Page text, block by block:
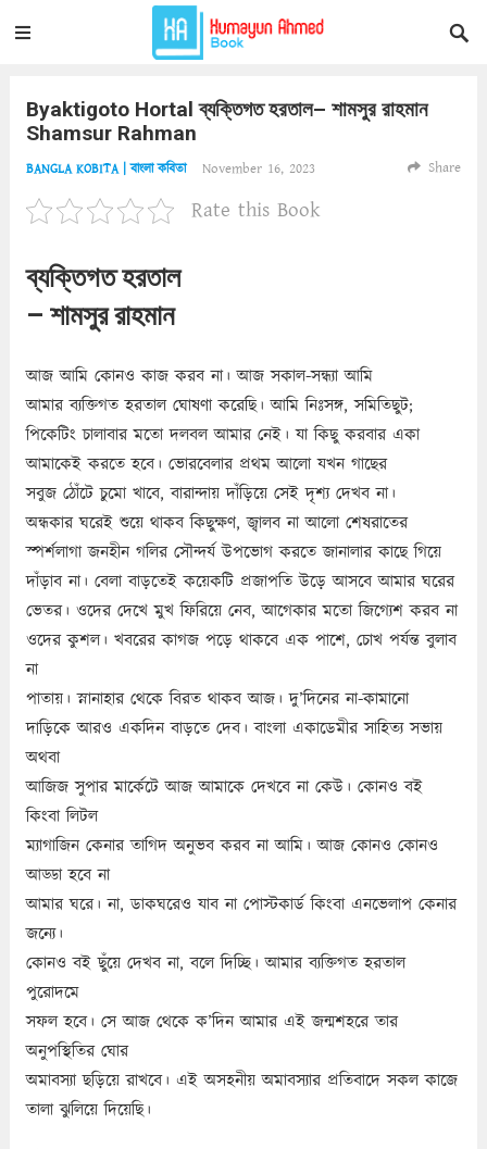
Byaktigoto Hortal ব্যক্তিগত হরতাল– শামসুর রাহমান
Shamsur Rahman
BANGLA KOBITA | বাংলা কবিতা November 16, 2023 Share
Rate this Book
ব্যক্তিগত হরতাল
– শামসুর রাহমান
আজ আমি কোনও কাজ করব না। আজ সকাল-সন্ধ্যা আমি
আমার ব্যক্তিগত হরতাল ঘোষণা করেছি। আমি নিঃসঙ্গ, সমিতিছুট;
পিকেটিং চালাবার মতো দলবল আমার নেই। যা কিছু করবার একা
আমাকেই করতে হবে। ভোরবেলার প্রথম আলো যখন গাছের
সবুজ ঠোঁটে চুমো খাবে, বারান্দায় দাঁড়িয়ে সেই দৃশ্য দেখব না।
অন্ধকার ঘরেই শুয়ে থাকব কিছুক্ষণ, জ্বালব না আলো শেষরাতের
স্পর্শলাগা জনহীন গলির সৌন্দর্য উপভোগ করতে জানালার কাছে গিয়ে
দাঁড়াব না। বেলা বাড়তেই কয়েকটি প্রজাপতি উড়ে আসবে আমার ঘরের
ভেতর। ওদের দেখে মুখ ফিরিয়ে নেব, আগেকার মতো জিগ্যেশ করব না
ওদের কুশল। খবরের কাগজ পড়ে থাকবে এক পাশে, চোখ পর্যন্ত বুলাব
না
পাতায়। স্নানাহার থেকে বিরত থাকব আজ। দু’দিনের না-কামানো
দাড়িকে আরও একদিন বাড়তে দেব। বাংলা একাডেমীর সাহিত্য সভায়
অথবা
আজিজ সুপার মার্কেটে আজ আমাকে দেখবে না কেউ। কোনও বই
কিংবা লিটল
ম্যাগাজিন কেনার তাগিদ অনুভব করব না আমি। আজ কোনও কোনও
আড্ডা হবে না
আমার ঘরে। না, ডাকঘরেও যাব না পোস্টকার্ড কিংবা এনভেলাপ কেনার
জন্যে।
কোনও বই ছুঁয়ে দেখব না, বলে দিচ্ছি। আমার ব্যক্তিগত হরতাল
পুরোদমে
সফল হবে। সে আজ থেকে ক’দিন আমার এই জন্মশহরে তার
অনুপস্থিতির ঘোর
অমাবস্যা ছড়িয়ে রাখবে। এই অসহনীয় অমাবস্যার প্রতিবাদে সকল কাজে
তালা ঝুলিয়ে দিয়েছি।